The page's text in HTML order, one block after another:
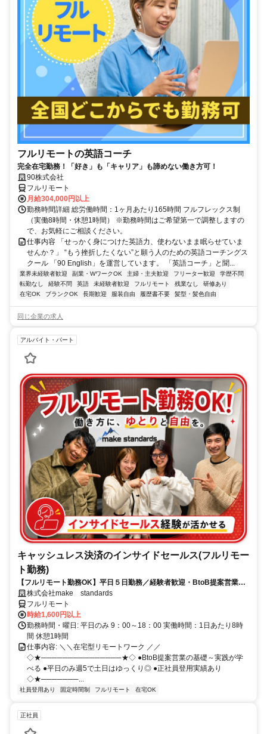
フルリモートの英語コーチ
完全在宅勤務！「好き」も「キャリア」も諦めない働き方可！
90株式会社
フルリモート
月給304,000円以上
勤務時間詳細 総労働時間：1ヶ月あたり165時間 フルフレックス制
（実働8時間・休憩1時間） ※勤務時間はご希望第一で調整しますの
で、お気軽にご相談ください。
仕事内容 「せっかく身につけた英語力、使わないまま眠らせていま
せんか？」 “もう挫折したくない”と願う人のための英語コーチングス
クール 「90 English」を運営しています。 「英語コーチ」と聞...
業界未経験者歓迎 副業・WワークOK 主婦・主夫歓迎 フリーター歓迎
学歴不問
転勤なし
経験不問 英語 未経験者歓迎 フルリモート 残業なし
研修あり
在宅OK
ブランクOK 長期歓迎 服装自由 履歴書不要 髪型・髪色自由
同じ企業の求人
アルバイト・パート
キャッシュレス決済のインサイドセールス(フルリモー
ト勤務)
【フルリモート勤務OK】平日５日勤務／経験者歓迎・BtoB提案営業で
スキルアップ
株式会社make standards
フルリモート
時給1,600円以上
勤務時間・曜日: 平日のみ 9：00～18：00 実働時間：1日あたり8時
間 休憩1時間
仕事内容: ＼＼在宅型リモートワーク ／／
◇★───────────────★◇ ●BtoB提案営業の基礎～実践が学
べる ●平日のみ週5で土日はゆっくり◎ ●正社員登用実績あり
◇★───────...
社員登用あり 固定時間制 フルリモート 在宅OK
正社員